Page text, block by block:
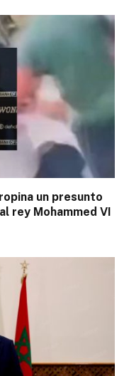
un presunto
rey Mohammed VI